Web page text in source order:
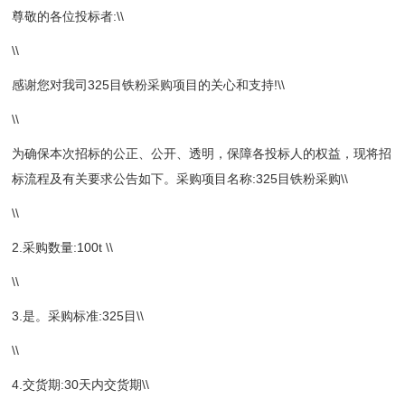
尊敬的各位投标者:\\
\\
感谢您对我司325目铁粉采购项目的关心和支持!\\
\\
为确保本次招标的公正、公开、透明，保障各投标人的权益，现将招
标流程及有关要求公告如下。采购项目名称:325目铁粉采购\\
\\
2.采购数量:100t \\
\\
3.是。采购标准:325目\\
\\
4.交货期:30天内交货期\\